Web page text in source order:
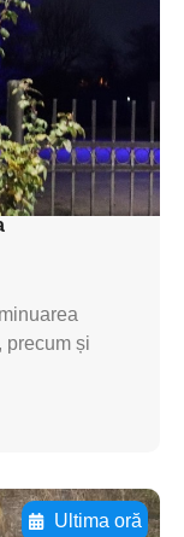
precum și
Ultima oră